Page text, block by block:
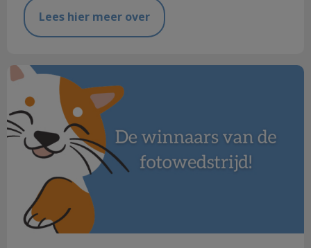
Lees hier meer over
Dit zijn de winnaars